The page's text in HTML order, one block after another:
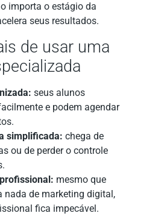
importa o estágio da
seus resultados.
de usar uma
seus alunos
e podem agendar
simplificada: chega de
ou de perder o controle
mesmo que
nada de marketing digital,
fica impecável.